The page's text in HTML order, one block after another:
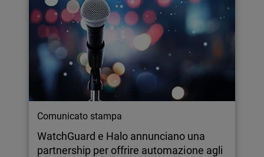
Comunicato stampa
WatchGuard e Halo annunciano una
partnership per offrire automazione agli